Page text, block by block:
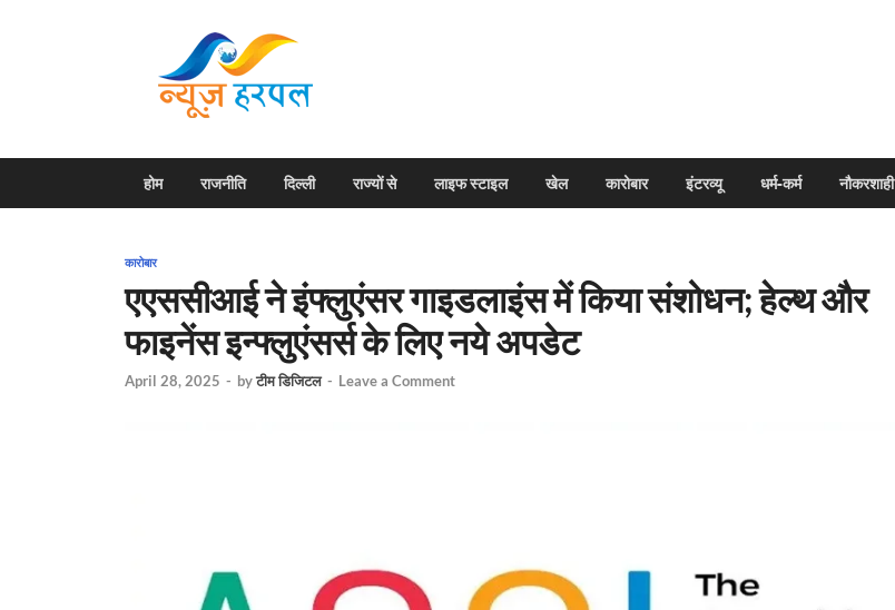
होम राजनीति दिल्ली राज्यों से लाइफ स्टाइल खेल कारोबार इंटरव्यू धर्म-कर्म नौकरशाही
कारोबार
एएससीआई ने इंफ्लुएंसर गाइडलाइंस में किया संशोधन; हेल्थ और
फाइनेंस इन्फ्लुएंसर्स के लिए नये अपडेट
April 28, 2025 - byटीम डिजिटल - Leave a Comment